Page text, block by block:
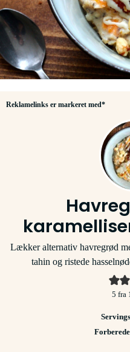
Reklamelinks er markeret med*
Lækker alternativ havregrød
tahin og ristede
5 fra